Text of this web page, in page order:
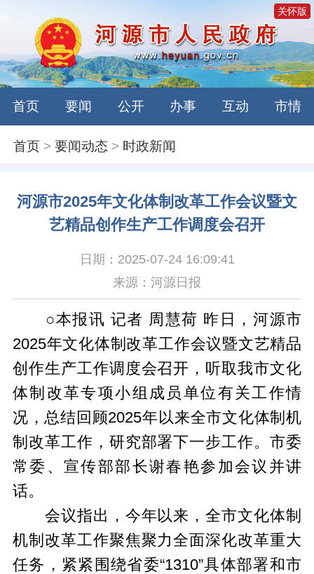
关怀版
首页 要闻 公开 办事 互动 市情
首页 >要闻动态 > 时政新闻
河源市2025年文化体制改革工作会议暨文
艺精品创作生产工作调度会召开
日期：2025-07-24 16:09:41
来源：河源日报
○本报讯 记者 周慧荷 昨日，河源市
2025年文化体制改革工作会议暨文艺精品
创作生产工作调度会召开，听取我市文化
体制改革专项小组成员单位有关工作情
况，总结回顾2025年以来全市文化体制机
制改革工作，研究部署下一步工作。市委
常委、宣传部部长谢春艳参加会议并讲
话。
会议指出，今年以来，全市文化体制
机制改革工作聚焦聚力全面深化改革重大
任务，紧紧围绕省委“1310”具体部署和市